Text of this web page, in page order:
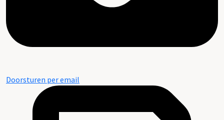
Doorsturen per email